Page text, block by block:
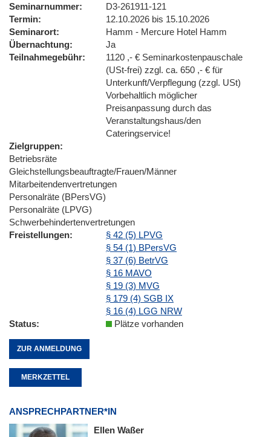
Seminarnummer
D3-261911-121
Termin
12.10.2026 bis 15.10.2026
Seminarort
Hamm - Mercure Hotel Hamm
Übernachtung
Ja
Teilnahmegebühr
1120 ,- € Seminarkostenpauschale
(USt-frei) zzgl. ca. 650 ,- € für
Unterkunft/Verpflegung (zzgl. USt)
Vorbehaltlich möglicher
Preisanpassung durch das
Veranstaltungshaus/den
Cateringservice!
Zielgruppen
Betriebsräte
Gleichstellungsbeauftragte/Frauen/Männer
Mitarbeitendenvertretungen
Personalräte (BPersVG)
Personalräte (LPVG)
Schwerbehindertenvertretungen
Freistellungen
§ 42 (5) LPVG
§ 54 (1) BPersVG
§ 37 (6) BetrVG
§ 16 MAVO
§ 19 (3) MVG
§ 179 (4) SGB IX
§ 16 (4) LGG NRW
Status
Plätze vorhanden
ZUR ANMELDUNG
MERKZETTEL
ANSPRECHPARTNER*IN
Ellen Waßer